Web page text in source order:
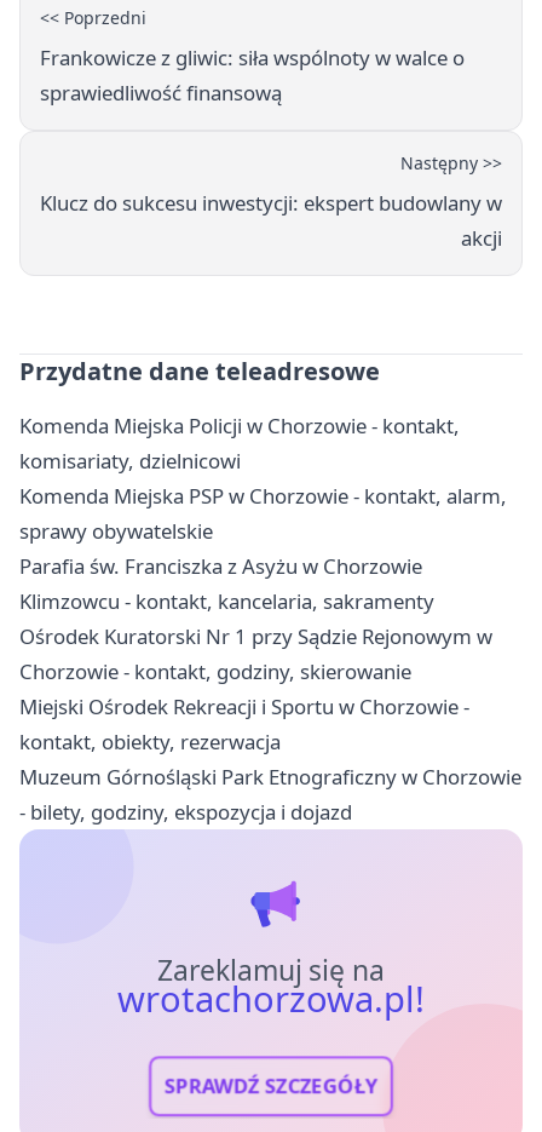
<< Poprzedni
Frankowicze z gliwic: siła wspólnoty w walce o
sprawiedliwość finansową
Następny >>
Klucz do sukcesu inwestycji: ekspert budowlany w
akcji
Przydatne dane teleadresowe
Komenda Miejska Policji w Chorzowie - kontakt,
komisariaty, dzielnicowi
Komenda Miejska PSP w Chorzowie - kontakt, alarm,
sprawy obywatelskie
Parafia św. Franciszka z Asyżu w Chorzowie
Klimzowcu - kontakt, kancelaria, sakramenty
Ośrodek Kuratorski Nr 1 przy Sądzie Rejonowym w
Chorzowie - kontakt, godziny, skierowanie
Miejski Ośrodek Rekreacji i Sportu w Chorzowie -
kontakt, obiekty, rezerwacja
Muzeum Górnośląski Park Etnograficzny w Chorzowie
- bilety, godziny, ekspozycja i dojazd
Zareklamuj się na
wrotachorzowa.pl!
SPRAWDŹ SZCZEGÓŁY